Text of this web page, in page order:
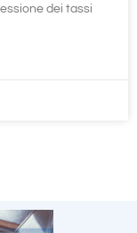
dei tassi